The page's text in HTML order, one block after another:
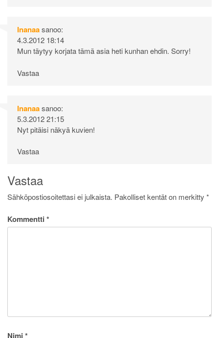
Inanaasanoo:
4.3.2012 18:14
Mun täytyy korjata tämä asia heti kunhan ehdin. Sorry!
Vastaa
Inanaasanoo:
5.3.2012 21:15
Nyt pitäisi näkyä kuvien!
Vastaa
Vastaa
Sähköpostiosoitettasi ei julkaista. Pakolliset kentät on merkitty *
Kommentti *
Nimi *